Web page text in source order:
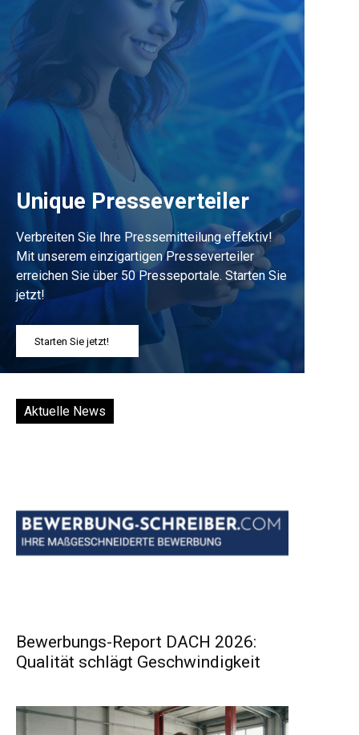
Unique Presseverteiler
Verbreiten Sie Ihre Pressemitteilung effektiv!
Mit unserem einzigartigen Presseverteiler
erreichen Sie über 50 Presseportale. Starten Sie
jetzt!
Starten Sie jetzt!
Aktuelle News
Bewerbungs-Report DACH 2026:
Qualität schlägt Geschwindigkeit